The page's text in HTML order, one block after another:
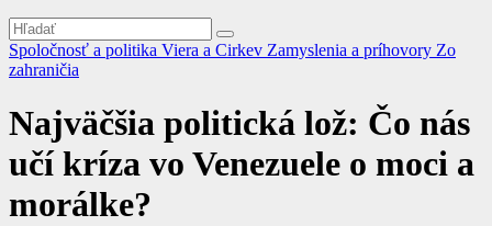
Spoločnosť a politika Viera a Cirkev Zamyslenia a príhovory Zo
zahraničia
Najväčšia politická lož: Čo nás
učí kríza vo Venezuele o moci a
morálke?